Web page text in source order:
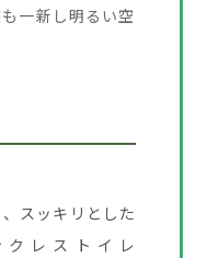
一新し明るい空
スッキリとした
レストイレ